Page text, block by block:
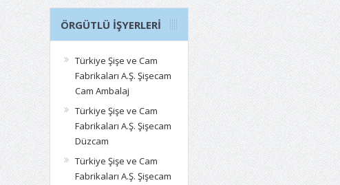
ÖRGÜTLÜ İŞYERLERI
Türkiye Şişe ve Cam
Fabrikaları A.Ş. Şişecam
Cam Ambalaj
Türkiye Şişe ve Cam
Fabrikaları A.Ş. Şişecam
Düzcam
Türkiye Şişe ve Cam
Fabrikaları A.Ş. Şişecam